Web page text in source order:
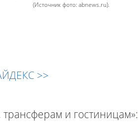
(Источник фото: abnews.ru).
>>
и гостиницам»: